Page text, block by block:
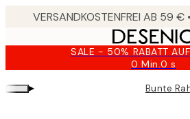
SALE - 50% RABATT
0 Min.0 s
Gültig
2026-
▸ Bunte